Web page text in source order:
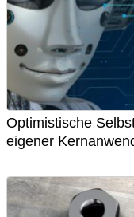
Optimistische
eigener